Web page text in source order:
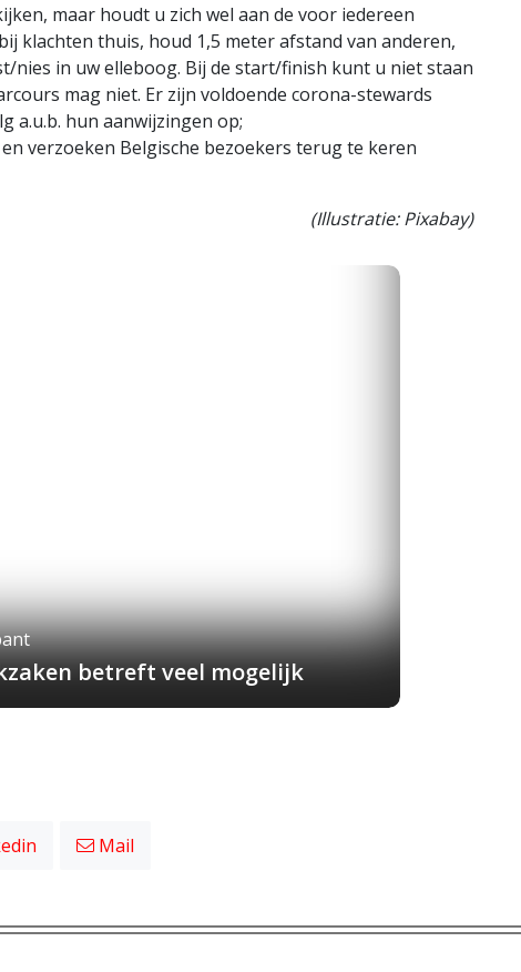
maar houdt u zich wel aan de voor iedereen
klachten thuis, houd 1,5 meter afstand van anderen,
nies in uw elleboog. Bij de start/finish kunt u niet staan
mag niet. Er zijn voldoende corona-stewards
a.u.b. hun aanwijzingen op;
verzoeken Belgische bezoekers terug te keren
(Illustratie: Pixabay)
betreft veel mogelijk
Mail